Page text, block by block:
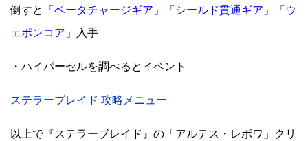
倒すと
「ベータチャージギア」「シールド貫通ギア」「ウ
ェポンコア」
入手
・ハイパーセルを調べるとイベント
ステラーブレイド 攻略メニュー
以上で『ステラーブレイド』の「アルテス・レボワ」クリ